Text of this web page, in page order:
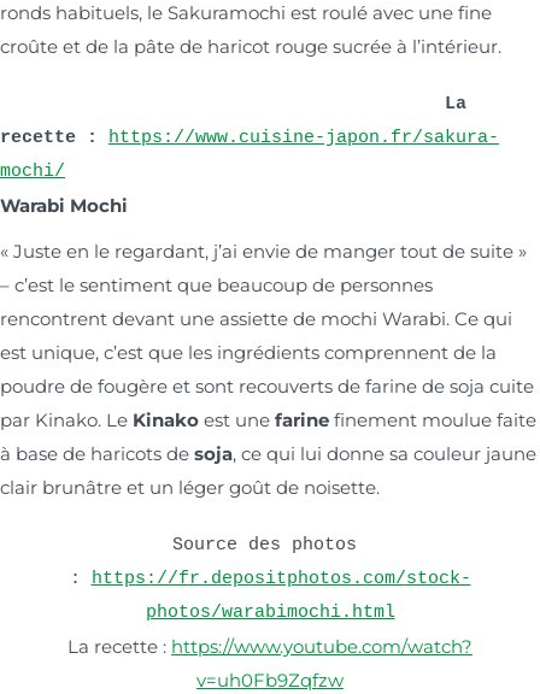
ronds habituels, le Sakuramochi est roulé avec une fine
croûte et de la pâte de haricot rouge sucrée à l’intérieur.
recette :
https://www.cuisine-japon.fr/sakura-
mochi/
Warabi Mochi
« Juste en le regardant, j’ai envie de manger tout de suite »
– c’est le sentiment que beaucoup de personnes
rencontrent devant une assiette de mochi Warabi. Ce qui
est unique, c’est que les ingrédients comprennent de la
poudre de fougère et sont recouverts de farine de soja cuite
par Kinako. Le Kinako est une farine finement moulue faite
à base de haricots de soja, ce qui lui donne sa couleur jaune
clair brunâtre et un léger goût de noisette.
Source des photos
: https://fr.depositphotos.com/stock-
photos/warabimochi.html
La recette : https://www.youtube.com/watch?
v=uh0Fb9Zqfzw